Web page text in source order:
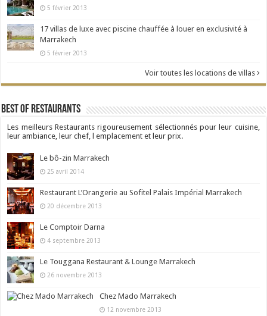
5 février 2013
17 villas de luxe avec piscine chauffée à louer en exclusivité à
Marrakech
5 février 2013
Voir toutes les locations de villas
Best Of Restaurants
Les meilleurs Restaurants rigoureusement sélectionnés pour leur cuisine,
leur ambiance, leur chef, l emplacement et leur prix.
Le bô-zin Marrakech
25 avril 2014
Restaurant L’Orangerie au Sofitel Palais Impérial Marrakech
20 décembre 2013
Le Comptoir Darna
4 septembre 2013
Le Touggana Restaurant & Lounge Marrakech
26 novembre 2013
Chez Mado Marrakech
12 novembre 2013